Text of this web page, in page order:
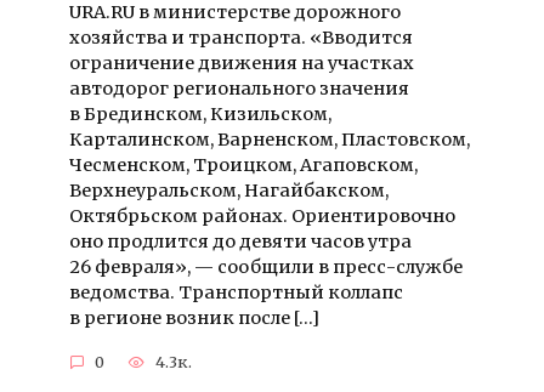
URA.RU в министерстве дорожного
хозяйства и транспорта. «Вводится
ограничение движения на участках
автодорог регионального значения
в Брединском, Кизильском,
Карталинском, Варненском, Пластовском,
Чесменском, Троицком, Агаповском,
Верхнеуральском, Нагайбакском,
Октябрьском районах. Ориентировочно
оно продлится до девяти часов утра
26 февраля», — сообщили в пресс-службе
ведомства. Транспортный коллапс
в регионе возник после […]
0 4.3к.